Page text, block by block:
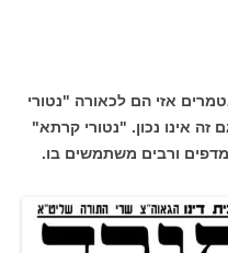
אזי הם לכאורה "נטורי
אינו נכון. "נטורי קרתא"
ורבים משתמשים בו.